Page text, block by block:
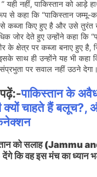
यही नहीं, पाकिस्तान को आड़े
से कहा कि “पाकिस्तान जम्मू-
कब्जा किए हुए है और उसे तुरंत
जोर देते हुए उन्होंने कहा कि
के क्षेत्र पर कब्जा बनाए हुए है,
साथ ही उन्होंने यह भी कहा
पर सवाल नहीं उठने
पाकिस्तान के
क्यों चाहते हैं बलूच?,
को सलाह (Jammu
कि वह इस मंच का ध्यान